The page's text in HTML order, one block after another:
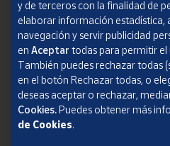
Aviso legal
Condiciones del servicio
Política de Privacidad Web
Informe de transparencia
SOCIEDAD ESTATAL CORREOS Y
y de terceros con la finalidad de
elaborar información estadística,
navegación y servir publicidad
en Aceptar todas para permitir el
También puedes rechazar todas
en el botón Rechazar todas, o
deseas aceptar o rechazar,
Cookies.Puedes obtener más
de Cookies.